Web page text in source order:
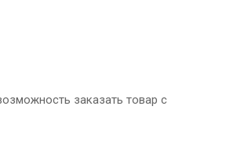
заказать товар с